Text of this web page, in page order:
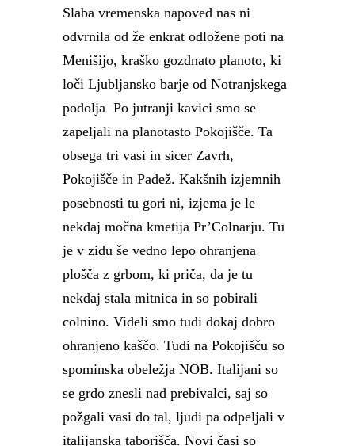
Slaba vremenska napoved nas ni
odvrnila od že enkrat odložene poti na
Menišijo, kraško gozdnato planoto, ki
loči Ljubljansko barje od Notranjskega
podolja Po jutranji kavici smo se
zapeljali na planotasto Pokojišče. Ta
obsega tri vasi in sicer Zavrh,
Pokojišče in Padež. Kakšnih izjemnih
posebnosti tu gori ni, izjema je le
nekdaj močna kmetija Pr’Colnarju. Tu
je v zidu še vedno lepo ohranjena
plošča z grbom, ki priča, da je tu
nekdaj stala mitnica in so pobirali
colnino. Videli smo tudi dokaj dobro
ohranjeno kaščo. Tudi na Pokojišču so
spominska obeležja NOB. Italijani so
se grdo znesli nad prebivalci, saj so
požgali vasi do tal, ljudi pa odpeljali v
italijanska taborišča. Novi časi so